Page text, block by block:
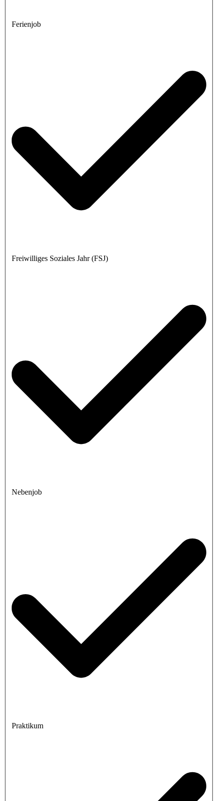
Ferienjob
Freiwilliges Soziales Jahr (FSJ)
Nebenjob
Praktikum